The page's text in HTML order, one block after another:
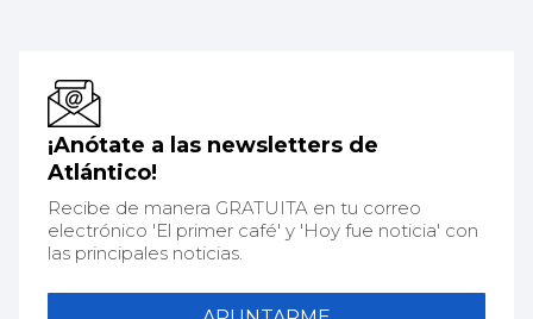
¡Anótate a las newsletters de
Atlántico!
Recibe de manera GRATUITA en tu correo
electrónico 'El primer café' y 'Hoy fue noticia' con
las principales noticias.